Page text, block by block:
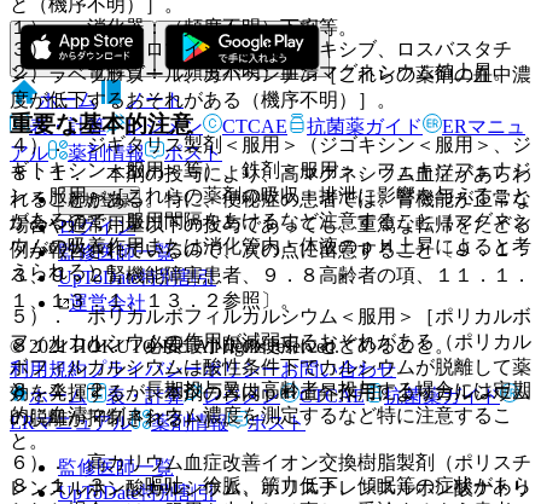
３）． アジスロマイシン、セレコキシブ、ロスバスタチ
ン、ラベプラゾール、ガバペンチン［これらの薬剤の血中濃
度が低下するおそれがある（機序不明）］。
４）． ジギタリス製剤＜服用＞（ジゴキシン＜服用＞、ジ
ギトキシン＜服用＞等）、鉄剤＜服用＞、フェキソフェナジ
ン＜服用＞［これらの薬剤の吸収・排泄に影響を与えること
があるので、服用間隔をあけるなど注意すること（マグネシ
ウムの吸着作用または消化管内・体液のｐＨ上昇によると考
えられる）］。
５）． ポリカルボフィルカルシウム＜服用＞［ポリカルボ
フィルカルシウムの作用が減弱するおそれがある（ポリカル
ボフィルカルシウムは酸性条件下でカルシウムが脱離して薬
効を発揮するが、本剤の胃内ｐＨ上昇作用によりカルシウム
の脱離が抑制される）］。
６）． 高カリウム血症改善イオン交換樹脂製剤（ポリスチ
レンスルホン酸カルシウム、ポリスチレンスルホン酸ナトリ
１）． 消化器：（頻度不明）下痢等。
２）． 電解質：（頻度不明）血清マグネシウム値上昇。
重要な基本的注意
８．１． 本剤の投与により、高マグネシウム血症があらわ
れることがある。特に、便秘症の患者では、腎機能が正常な
場合や通常用量以下の投与であっても、重篤な転帰をたどる
例が報告されているので、次の点に留意すること〔９．１．
３、９．２腎機能障害患者、９．８高齢者の項、１１．１．
１、１３．１、１３．２参照〕。
８．１．１． 必要最小限の使用にとどめること。
８．１．２． 長期投与又は高齢者へ投与する場合には定期
的に血清マグネシウム濃度を測定するなど特に注意するこ
と。
８．１．３． 嘔吐、徐脈、筋力低下、傾眠等の症状があら
ホーム
ノート
表・計算
レジメン CTCAE 抗菌薬ガイド
ERマニュ
アル
薬剤情報 ポスト
新規登録
ログイン
監修医師一覧
UpToDate特別割引
運営会社
© 2021 HOKUTO Inc. All rights reserved.
利用規約プライバシーポリシーお問い合わせ
ホーム
表・計算 レジメン CTCAE
抗菌薬ガイド
ERマニュアル
薬剤情報 ポスト
監修医師一覧
UpToDate特別割引